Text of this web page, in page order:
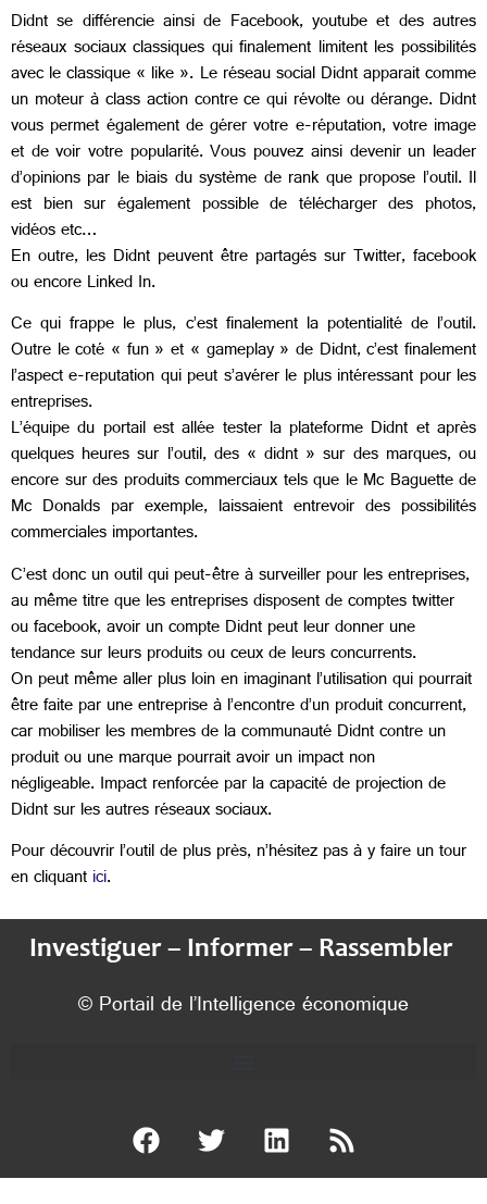
Didnt se différencie ainsi de Facebook, youtube et des autres
réseaux sociaux classiques qui finalement limitent les possibilités
avec le classique « like ». Le réseau social Didnt apparait comme
un moteur à class action contre ce qui révolte ou dérange. Didnt
vous permet également de gérer votre e-réputation, votre image
et de voir votre popularité. Vous pouvez ainsi devenir un leader
d’opinions par le biais du système de rank que propose l’outil. Il
est bien sur également possible de télécharger des photos,
vidéos etc…
En outre, les Didnt peuvent être partagés sur Twitter, facebook
ou encore Linked In.
Ce qui frappe le plus, c’est finalement la potentialité de l’outil.
Outre le coté « fun » et « gameplay » de Didnt, c’est finalement
l’aspect e-reputation qui peut s’avérer le plus intéressant pour les
entreprises.
L’équipe du portail est allée tester la plateforme Didnt et après
quelques heures sur l’outil, des « didnt » sur des marques, ou
encore sur des produits commerciaux tels que le Mc Baguette de
Mc Donalds par exemple, laissaient entrevoir des possibilités
commerciales importantes.
C’est donc un outil qui peut-être à surveiller pour les entreprises,
au même titre que les entreprises disposent de comptes twitter
ou facebook, avoir un compte Didnt peut leur donner une
tendance sur leurs produits ou ceux de leurs concurrents.
On peut même aller plus loin en imaginant l’utilisation qui pourrait
être faite par une entreprise à l’encontre d’un produit concurrent,
car mobiliser les membres de la communauté Didnt contre un
produit ou une marque pourrait avoir un impact non
négligeable. Impact renforcée par la capacité de projection de
Didnt sur les autres réseaux sociaux.
Pour découvrir l’outil de plus près, n’hésitez pas à y faire un tour
en cliquantici.
Investiguer – Informer – Rassembler
© Portail de l’Intelligence économique